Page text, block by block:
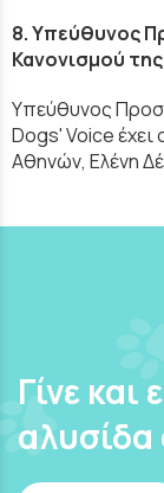
8. Υπεύθυνος
Κανονισμού
Υπεύθυνος
Dogs' Voice έχει
Αθηνών, Ελένη
Γίνε και